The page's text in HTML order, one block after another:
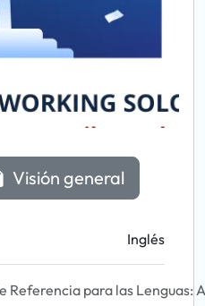
Visión general
Inglés
Referencia para las Lenguas: